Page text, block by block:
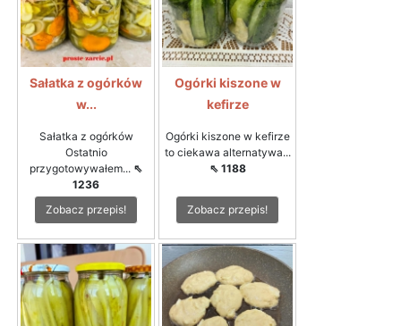
Sałatka z ogórków
w...
Sałatka z ogórków
Ostatnio
przygotowywałem... ⇖
1236
Zobacz przepis!
Ogórki kiszone w
kefirze
Ogórki kiszone w kefirze
to ciekawa alternatywa...
⇖ 1188
Zobacz przepis!